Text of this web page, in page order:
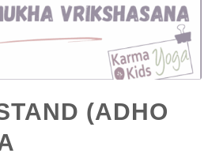
(ADHO